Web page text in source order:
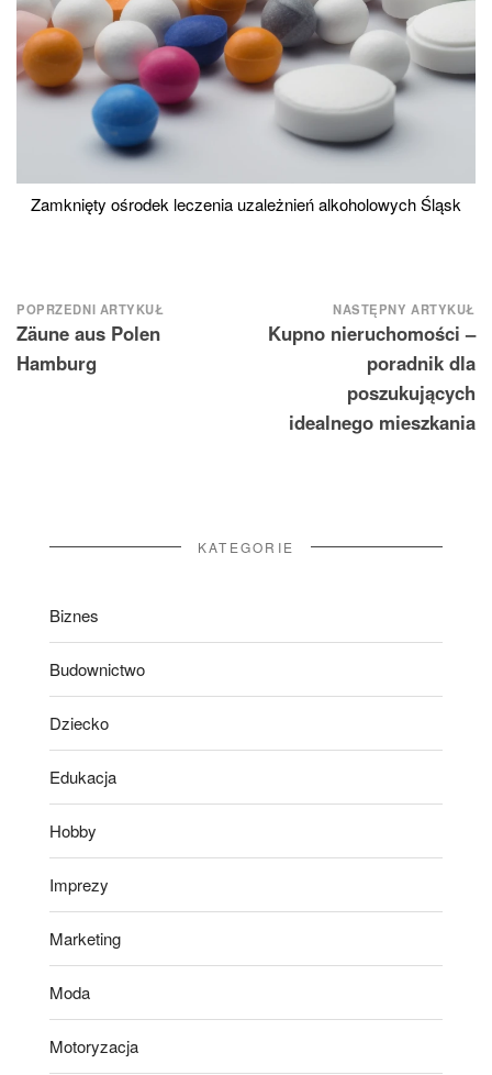
Zamknięty ośrodek leczenia uzależnień alkoholowych Śląsk
Nawigacja
wpisu
POPRZEDNI ARTYKUŁ
Zäune aus Polen
Hamburg
NASTĘPNY ARTYKUŁ
Kupno nieruchomości –
poradnik dla
poszukujących
idealnego mieszkania
KATEGORIE
Biznes
Budownictwo
Dziecko
Edukacja
Hobby
Imprezy
Marketing
Moda
Motoryzacja